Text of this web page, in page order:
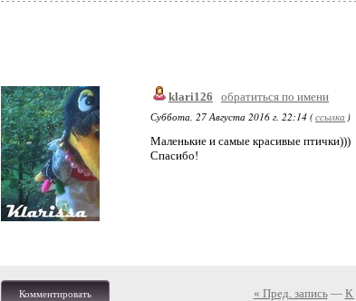
klari126
обратиться по имени
Суббота, 27 Августа 2016 г. 22:14 (ссылка )
Маленькие и самые красивые птички)))
Спасибо!
Комментировать « Пред. запись— К